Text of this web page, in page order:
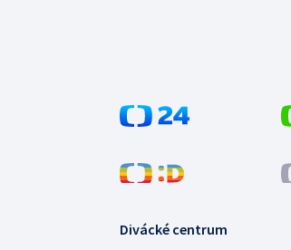
Divácké centrum